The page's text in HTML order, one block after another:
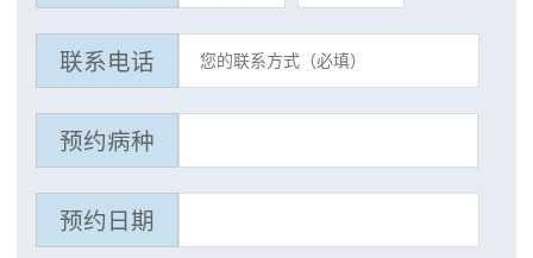
联系电话
预约病种
预约日期